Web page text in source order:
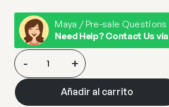
Maya / Pre-sale Questions
Need Help? Contact Us
FOTOGRAFÍA
·SIMBIOSIS·
150×80
cantidad
- +
Añadir al carrito